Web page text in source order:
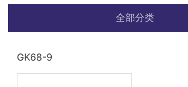
全部分类
GK68-9